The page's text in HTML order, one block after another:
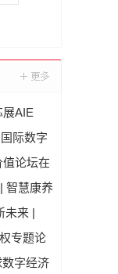
AIE
际数字
目（第
值论坛在
智慧康养
时
未来 |
养产业
专题论
展” 成功
字经济